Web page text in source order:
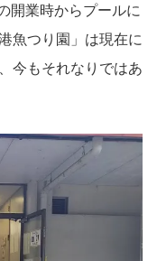
開業時からプールに
魚つり園」は現在に
今もそれなりではあ